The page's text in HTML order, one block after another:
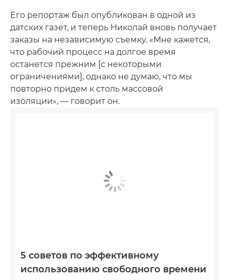
Его репортаж был опубликован в одной из
датских газет, и теперь Николай вновь получает
заказы на независимую съемку. «Мне кажется,
что рабочий процесс на долгое время
останется прежним [с некоторыми
ограничениями], однако не думаю, что мы
повторно придем к столь массовой
изоляции», — говорит он.
5 советов по эффективному
использованию свободного времени